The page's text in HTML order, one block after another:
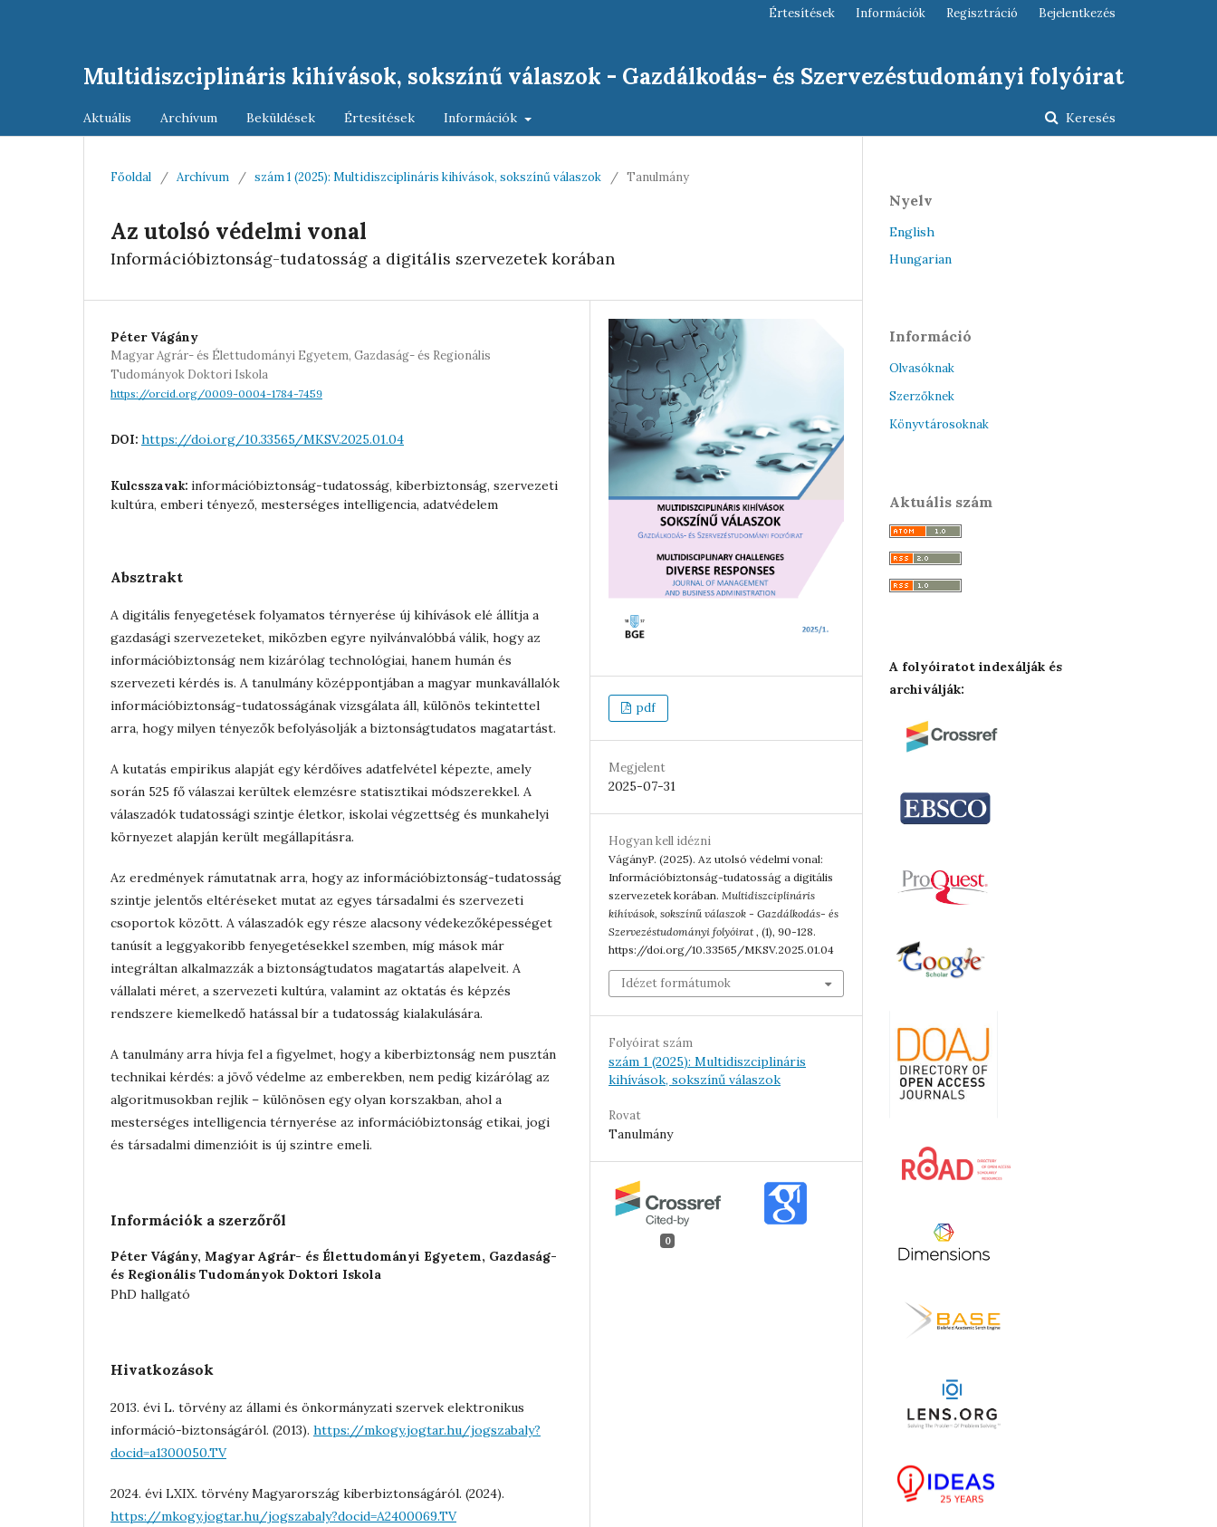
Multidiszciplináris kihívások, sokszínű válaszok - Gazdálkodás- és Szervezéstudományi folyóirat
Aktuális Archívum Beküldések Értesítések Információk Keresés
Értesítések Információk Regisztráció Bejelentkezés
Főoldal / Archívum / szám 1 (2025): Multidiszciplináris kihívások, sokszínű válaszok / Tanulmány
Az utolsó védelmi vonal
Információbiztonság-tudatosság a digitális szervezetek korában
Péter Vágány
Magyar Agrár- és Élettudományi Egyetem, Gazdaság- és Regionális
Tudományok Doktori Iskola
https://orcid.org/0009-0004-1784-7459
DOI: https://doi.org/10.33565/MKSV.2025.01.04
Kulcsszavak: információbiztonság-tudatosság, kiberbiztonság, szervezeti
kultúra, emberi tényező, mesterséges intelligencia, adatvédelem
Absztrakt
A digitális fenyegetések folyamatos térnyerése új kihívások elé állítja a
gazdasági szervezeteket, miközben egyre nyilvánvalóbbá válik, hogy az
információbiztonság nem kizárólag technológiai, hanem humán és
szervezeti kérdés is. A tanulmány középpontjában a magyar munkavállalók
információbiztonság-tudatosságának vizsgálata áll, különös tekintettel
arra, hogy milyen tényezők befolyásolják a biztonságtudatos magatartást.
A kutatás empirikus alapját egy kérdőíves adatfelvétel képezte, amely
során 525 fő válaszai kerültek elemzésre statisztikai módszerekkel. A
válaszadók tudatossági szintje életkor, iskolai végzettség és munkahelyi
környezet alapján került megállapításra.
Az eredmények rámutatnak arra, hogy az információbiztonság-tudatosság
szintje jelentős eltéréseket mutat az egyes társadalmi és szervezeti
csoportok között. A válaszadók egy része alacsony védekezőképességet
tanúsít a leggyakoribb fenyegetésekkel szemben, míg mások már
integráltan alkalmazzák a biztonságtudatos magatartás alapelveit. A
vállalati méret, a szervezeti kultúra, valamint az oktatás és képzés
rendszere kiemelkedő hatással bír a tudatosság kialakulására.
A tanulmány arra hívja fel a figyelmet, hogy a kiberbiztonság nem pusztán
technikai kérdés: a jövő védelme az emberekben, nem pedig kizárólag az
algoritmusokban rejlik – különösen egy olyan korszakban, ahol a
mesterséges intelligencia térnyerése az információbiztonság etikai, jogi
és társadalmi dimenzióit is új szintre emeli.
Információk a szerzőről
Péter Vágány, Magyar Agrár- és Élettudományi Egyetem, Gazdaság-
és Regionális Tudományok Doktori Iskola
PhD hallgató
Hivatkozások
2013. évi L. törvény az állami és önkormányzati szervek elektronikus
információ-biztonságáról. (2013). https://mkogy.jogtar.hu/jogszabaly?
docid=a1300050.TV
2024. évi LXIX. törvény Magyarország kiberbiztonságáról. (2024).
https://mkogy.jogtar.hu/jogszabaly?docid=A2400069.TV
pdf
Megjelent
2025-07-31
Hogyan kell idézni
VágányP. (2025). Az utolsó védelmi vonal:
Információbiztonság-tudatosság a digitális
szervezetek korában. Multidiszciplináris
kihívások, sokszínű válaszok - Gazdálkodás- és
Szervezéstudományi folyóirat , (1), 90-128.
https://doi.org/10.33565/MKSV.2025.01.04
Idézet formátumok
Folyóirat szám
szám 1 (2025): Multidiszciplináris
kihívások, sokszínű válaszok
Rovat
Tanulmány
0
Nyelv
English
Hungarian
Információ
Olvasóknak
Szerzőknek
Könyvtárosoknak
Aktuális szám
A folyóiratot indexálják és
archiválják: